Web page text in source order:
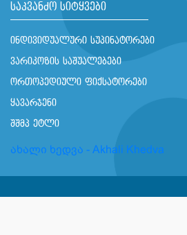
საკვანძო სიტყვები
ინდივიდუალური სუპინატორები
ვარიკოზის საშუალებები
ორთოპედიული ფიქსატორები
ყავარჯენი
შშმპ ეტლი
ახალი ხედვა - Akhali Khedva